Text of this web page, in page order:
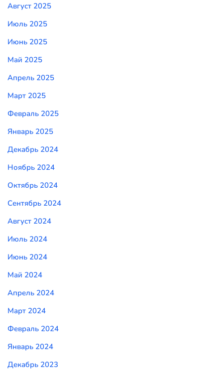
Август 2025
Июль 2025
Июнь 2025
Май 2025
Апрель 2025
Март 2025
Февраль 2025
Январь 2025
Декабрь 2024
Ноябрь 2024
Октябрь 2024
Сентябрь 2024
Август 2024
Июль 2024
Июнь 2024
Май 2024
Апрель 2024
Март 2024
Февраль 2024
Январь 2024
Декабрь 2023